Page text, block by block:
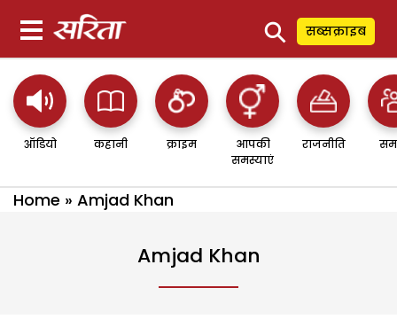
⚲ सब्सक्राइब
ऑडियो कहानी क्राइम
आपकी
समस्याएं
राजनीति
Home » Amjad Khan
Amjad Khan